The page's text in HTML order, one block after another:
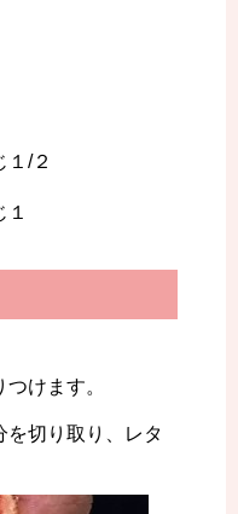
/２
けます。
を切り取り、レタ